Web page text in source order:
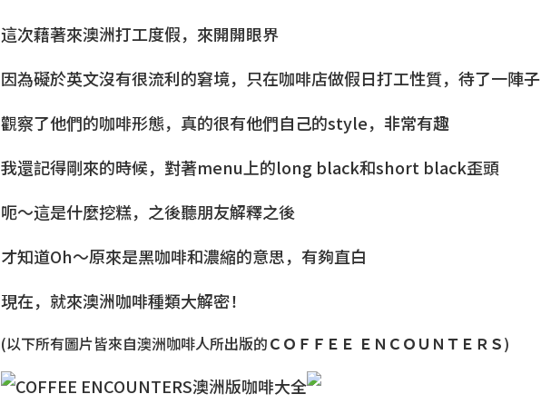
這次藉著來澳洲打工度假，來開開眼界
因為礙於英文沒有很流利的窘境，只在咖啡店做假日打工性質，待了一陣子
觀察了他們的咖啡形態，真的很有他們自己的style，非常有趣
我還記得剛來的時候，對著menu上的long black和short black歪頭
呃～這是什麼挖糕，之後聽朋友解釋之後
才知道Oh～原來是黑咖啡和濃縮的意思，有夠直白
現在，就來澳洲咖啡種類大解密！
(以下所有圖片皆來自澳洲咖啡人所出版的ＣＯＦＦＥＥ ＥＮＣＯＵＮＴＥＲＳ)